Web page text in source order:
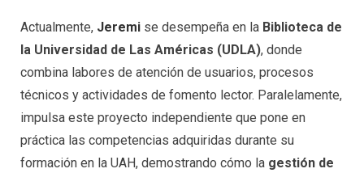
Actualmente, Jeremi se desempeña en la Biblioteca de
la Universidad de Las Américas (UDLA), donde
combina labores de atención de usuarios, procesos
técnicos y actividades de fomento lector. Paralelamente,
impulsa este proyecto independiente que pone en
práctica las competencias adquiridas durante su
formación en la UAH, demostrando cómo la gestión de